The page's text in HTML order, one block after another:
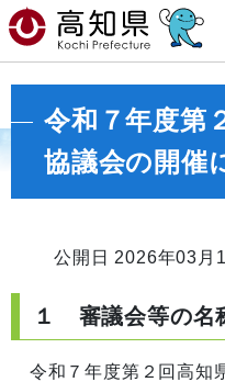
令和７年度第
協議会の開催
公開日 2026年03月
１ 審議会等の名
令和７年度第２回高知